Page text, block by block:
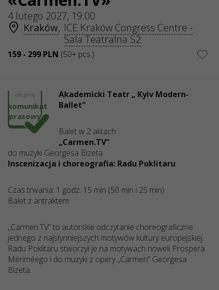
NIP: 6751768934
Numer KRS 0000987419
REGON: 522850125
ul. GĘSIA, 8/205, KRAKÓW, kod 31-535
Organizatoram
Logo na plakaty i do mediów
O firmie
4 lutego 2027, 19:00
Kraków, ICE Kraków Congress Centre -
Sala Teatralna S2
159 - 299 PLN (50+ pcs.)
oficjalny
komunikat
prasowy
Akademicki Teatr „ Kyiv Modern-
Ballet”
Balet w 2 aktach
„Carmen.TV”
do muzyki Georgesa Bizeta
Inscenizacja i choreografia: Radu Poklitaru
Czas trwania: 1 godz. 15 min (50 min i 25 min)
Balet z antraktem
„Carmen.TV” to autorskie odczytanie choreograficzne
jednego z najsłynniejszych motywów kultury europejskiej.
Radu Poklitaru stworzył je na motywach noweli Prospera
Mériméego i do muzyki z opery „Carmen” Georgesa
Bizeta.